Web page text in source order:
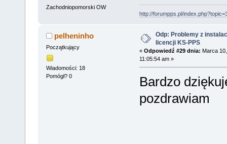
Zachodniopomorski OW
http://forumpps.pl/
pelheninho
Początkujący
Wiadomości: 18
Pomógł? 0
Odp: Problemy z
licencji KS-PPS
« Odpowiedź #29 dnia: Marca
11:05:54 am »
Bardzo
pozdrawiam